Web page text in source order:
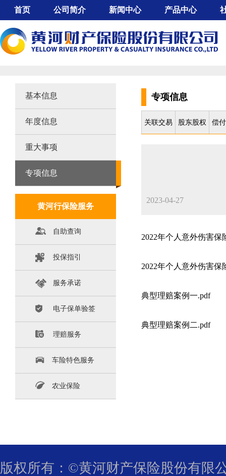
首页 公司简介
董事长致辞
服务网点
公司证照
新闻中心
行业动态
产品中心
机动车辆保险
意外健康保险
财产保险
基本信息
年度信息
重大事项
专项信息
黄河行保险服务
自助查询
投保指引
服务承诺
电子保单验签
理赔服务
车险特色服务
农业保险
专项信息
关联交易 股东股权 偿
2023-04-27
2022年个人意外伤害
2022年个人意外伤害保
典型理赔案例一.pdf
典型理赔案例二.pdf
版权所有 ：©黄河财产保险股份有